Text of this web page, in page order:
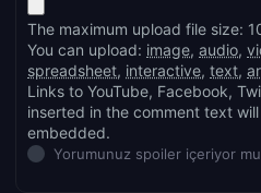
The maximum upload file size:
You can upload: image, audio,
spreadsheet, interactive, text,
Links to YouTube, Facebook,
inserted in the comment text
embedded.
Yorumunuz spoiler içeriyor